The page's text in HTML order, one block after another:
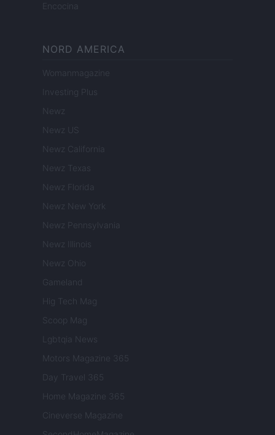
Encocina
NORD AMERICA
Womanmagazine
Investing Plus
Newz
Newz US
Newz California
Newz Texas
Newz Florida
Newz New York
Newz Pennsylvania
Newz Illinois
Newz Ohio
Gameland
Hig Tech Mag
Scoop Mag
Lgbtqia News
Motors Magazine 365
Day Travel 365
Home Magazine 365
Cineverse Magazine